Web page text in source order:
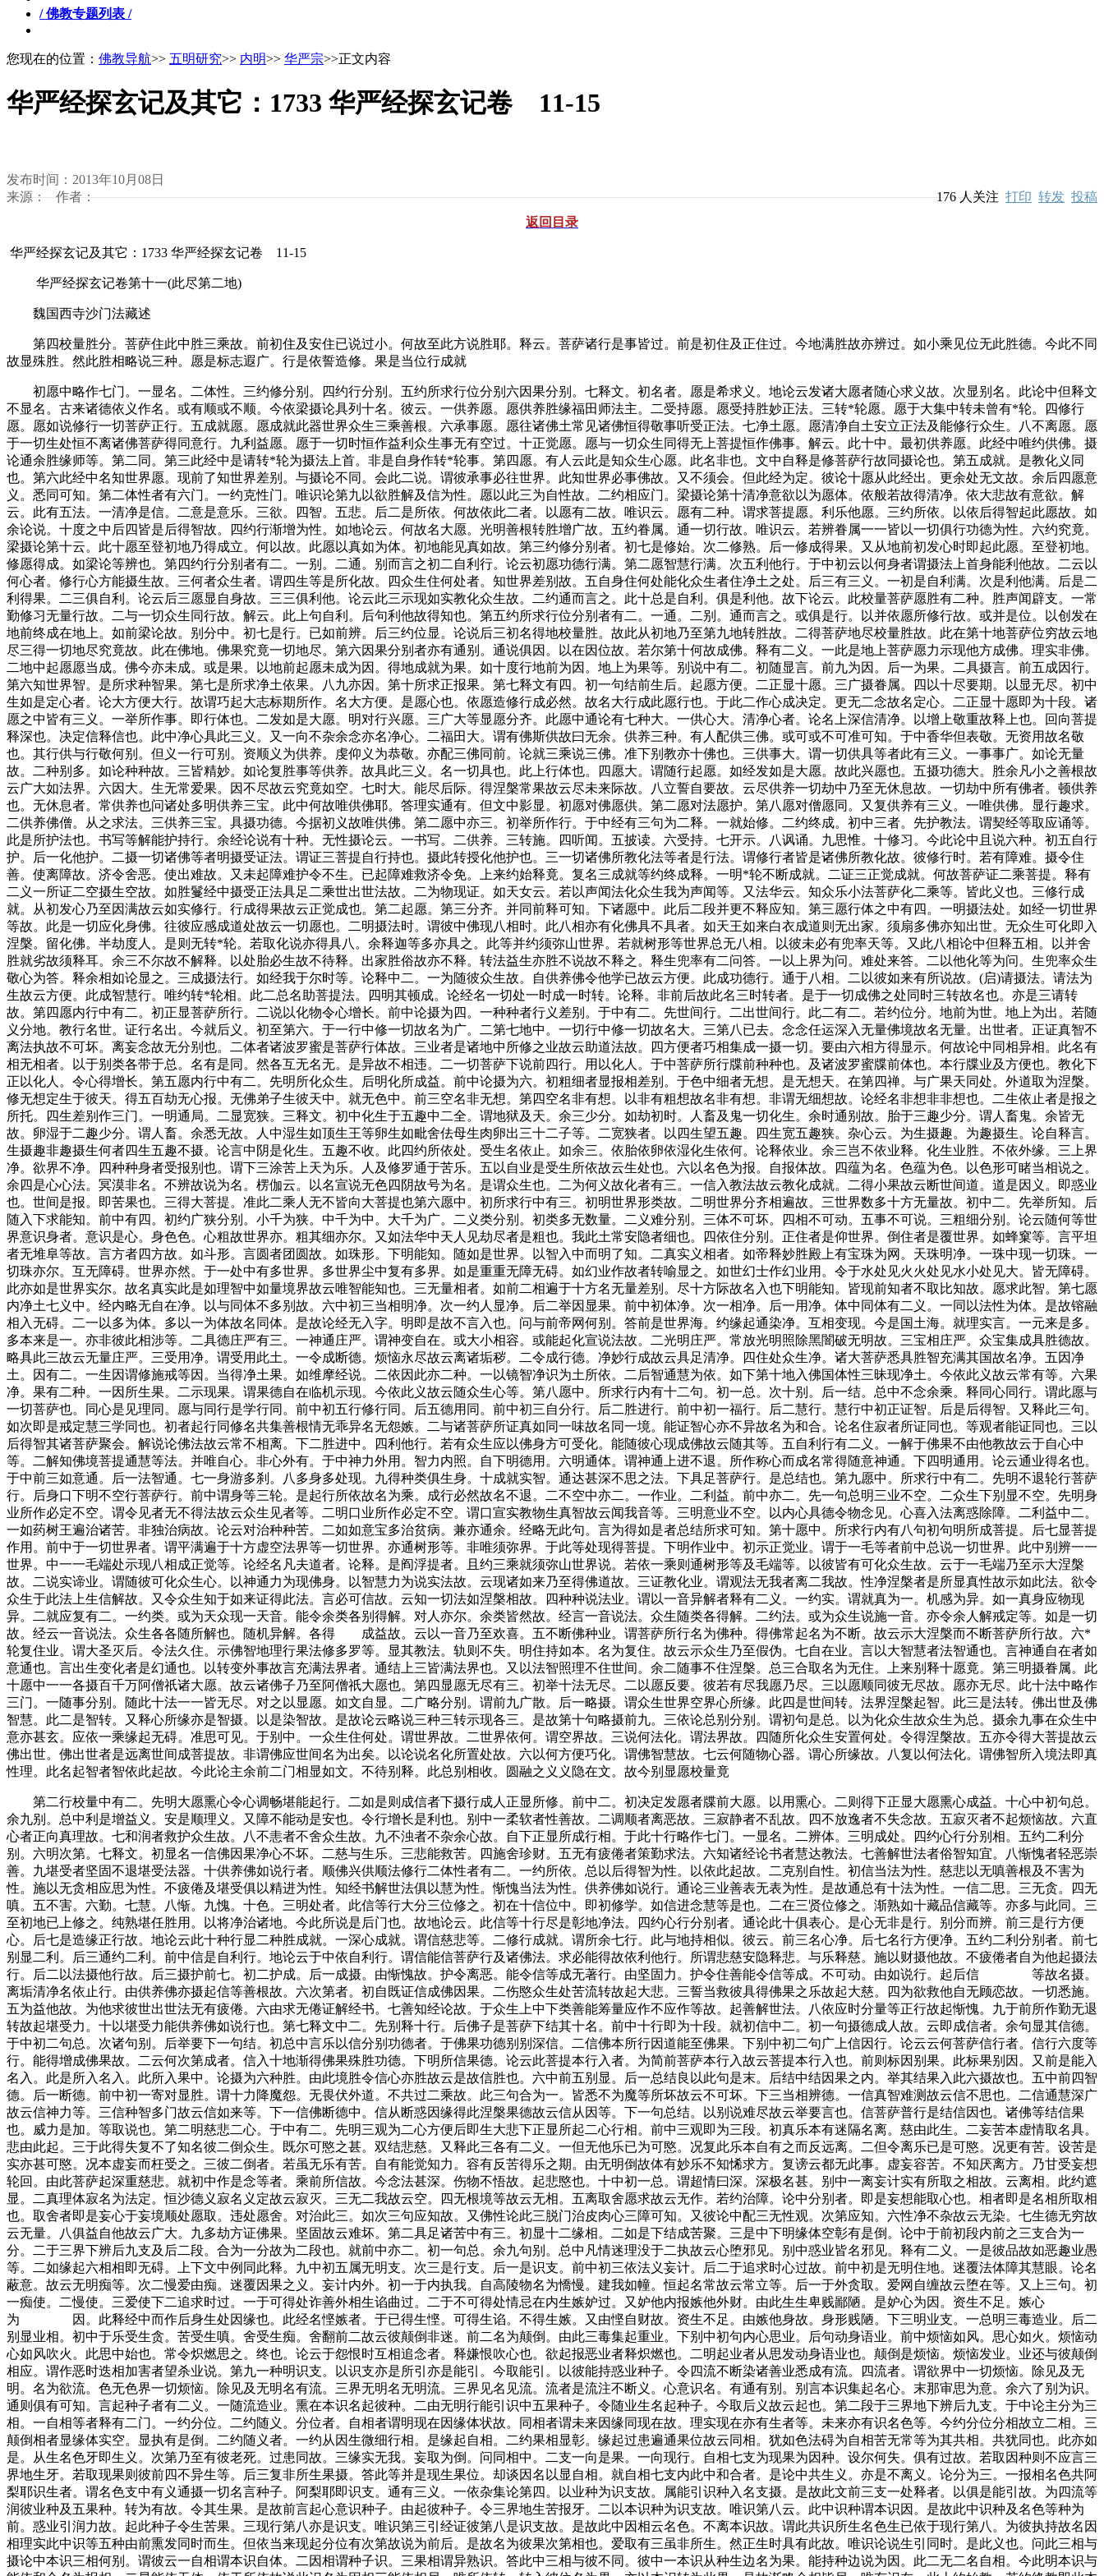
/ 佛教专题列表 /
您现在的位置： 佛教导航>> 五明研究>> 内明>> 华严宗>>正文内容
华严经探玄记及其它：1733 华严经探玄记卷 11-15
发布时间：2013年10月08日
来源： 作者：
176人关注 打印 转发 投稿
返回目录
华严经探玄记及其它：1733 华严经探玄记卷 11-15
华严经探玄记卷第十一(此尽第二地)
魏国西寺沙门法藏述
第四校量胜分。菩萨住此中胜三乘故。前初住及安住已说过小。何故至此方说胜耶。释云。菩萨诸行是事皆过。前是初住及正住过。今地满胜故亦辨过。如小乘见位无此胜德。今此不同
故显殊胜。然此胜相略说三种。愿是标志遐广。行是依誓造修。果是当位行成就
初愿中略作七门。一显名。二体性。三约修分别。四约行分别。五约所求行位分别六因果分别。七释文。初名者。愿是希求义。地论云发诸大愿者随心求义故。次显别名。此论中但释文
不显名。古来诸德依义作名。或有顺或不顺。今依梁摄论具列十名。彼云。一供养愿。愿供养胜缘福田师法主。二受持愿。愿受持胜妙正法。三转*轮愿。愿于大集中转未曾有*轮。四修行
愿。愿如说修行一切菩萨正行。五成就愿。愿成就此器世界众生三乘善根。六承事愿。愿往诸佛土常见诸佛恒得敬事听受正法。七净土愿。愿清净自土安立正法及能修行众生。八不离愿。愿
于一切生处恒不离诸佛菩萨得同意行。九利益愿。愿于一切时恒作益利众生事无有空过。十正觉愿。愿与一切众生同得无上菩提恒作佛事。解云。此十中。最初供养愿。此经中唯约供佛。摄
论通余胜缘师等。第二同。第三此经中是请转*轮为摄法上首。非是自身作转*轮事。第四愿。有人云此是知众生心愿。此名非也。文中自释是修菩萨行故同摄论也。第五成就。是教化义同
也。第六此经中名知世界愿。现前了知世界差别。与摄论不同。会此二说。谓彼承事必往世界。此知世界必事佛故。又不须会。但此经为定。彼论十愿从此经出。更余处无文故。余后四愿意
义。悉同可知。第二体性者有六门。一约克性门。唯识论第九以欲胜解及信为性。愿以此三为自性故。二约相应门。梁摄论第十清净意欲以为愿体。依般若故得清净。依大悲故有意欲。解
云。此有五法。一清净是信。二意是意乐。三欲。四智。五悲。后二是所依。何故依此二者。以愿有二故。唯识云。愿有二种。谓求菩提愿。利乐他愿。三约所依。以依后得智起此愿故。如
余论说。十度之中后四皆是后得智故。四约行渐增为性。如地论云。何故名大愿。光明善根转胜增广故。五约眷属。通一切行故。唯识云。若辨眷属一一皆以一切俱行功德为性。六约究竟。
梁摄论第十云。此十愿至登初地乃得成立。何以故。此愿以真如为体。初地能见真如故。第三约修分别者。初七是修始。次二修熟。后一修成得果。又从地前初发心时即起此愿。至登初地。
修愿得成。如梁论等辨也。第四约行分别者有二。一别。二通。别而言之初二自利行。论云初愿功德行满。第二愿智慧行满。次五利他行。于中初云以何身者谓摄法上首身能利他故。二云以
何心者。修行心方能摄生故。三何者众生者。谓四生等是所化故。四众生住何处者。知世界差别故。五自身住何处能化众生者住净土之处。后三有三义。一初是自利满。次是利他满。后是二
利得果。二三俱自利。论云后三愿显自身故。三三俱利他。论云此三示现如实教化众生故。二约通而言之。此十总是自利。俱是利他。故下论云。此校量菩萨愿胜有二种。胜声闻辟支。一常
勤修习无量行故。二与一切众生同行故。解云。此上句自利。后句利他故得知也。第五约所求行位分别者有二。一通。二别。通而言之。或俱是行。以并依愿所修行故。或并是位。以创发在
地前终成在地上。如前梁论故。别分中。初七是行。已如前辨。后三约位显。论说后三初名得地校量胜。故此从初地乃至第九地转胜故。二得菩萨地尽校量胜故。此在第十地菩萨位穷故云地
尽三得一切地尽究竟故。此在佛地。佛果究竟一切地尽。第六因果分别者亦有通别。通说俱因。以在因位故。若尔第十何故成佛。释有二义。一此是地上菩萨愿力示现他方成佛。理实非佛。
二地中起愿愿当成。佛今亦未成。或是果。以地前起愿未成为因。得地成就为果。如十度行地前为因。地上为果等。别说中有二。初随显言。前九为因。后一为果。二具摄言。前五成因行。
第六知世界智。是所求种智果。第七是所求净土依果。八九亦因。第十所求正报果。第七释文有四。初一句结前生后。起愿方便。二正显十愿。三广摄眷属。四以十尽要期。以显无尽。初中
生如是定心者。论大方便大行。故谓巧起大志标期所作。名大方便。是愿心也。依愿造修行成必然。故名大行成此愿行也。于此二作心成决定。更无二念故名定心。二正显十愿即为十段。诸
愿之中皆有三义。一举所作事。即行体也。二发如是大愿。明对行兴愿。三广大等显愿分齐。此愿中通论有七种大。一供心大。清净心者。论名上深信清净。以增上敬重故释上也。回向菩提
释深也。决定信释信也。此中净心具此三义。又一向不杂余念亦名净心。二福田大。谓有佛斯供故曰无余。供养三种。有人配供三佛。或可或不可准可知。于中香华但表敬。无资用故名敬
也。其行供与行敬何别。但义一行可别。资顺义为供养。虔仰义为恭敬。亦配三佛同前。论就三乘说三佛。准下别教亦十佛也。三供事大。谓一切供具等者此有三义。一事事广。如论无量
故。二种别多。如论种种故。三皆精妙。如论复胜事等供养。故具此三义。名一切具也。此上行体也。四愿大。谓随行起愿。如经发如是大愿。故此兴愿也。五摄功德大。胜余凡小之善根故
云广大如法界。六因大。生无常爱果。因不尽故云究竟如空。七时大。能尽后际。得涅槃常果故云尽未来际故。八立誓自要故。云尽供养一切劫中乃至无休息故。一切劫中所有佛者。顿供养
也。无休息者。常供养也问诸处多明供养三宝。此中何故唯供佛耶。答理实通有。但文中影显。初愿对佛愿供。第二愿对法愿护。第八愿对僧愿同。又复供养有三义。一唯供佛。显行趣求。
二供养佛僧。从之求法。三供养三宝。具摄功德。今据初义故唯供佛。第二愿中亦三。初举所作行。于中经有三句为二释。一就始修。二约终成。初中三者。先护教法。谓契经等取应诵等。
此是所护法也。书写等解能护持行。余经论说有十种。无性摄论云。一书写。二供养。三转施。四听闻。五披读。六受持。七开示。八讽诵。九思惟。十修习。今此论中且说六种。初五自行
护。后一化他护。二摄一切诸佛等者明摄受证法。谓证三菩提自行持也。摄此转授化他护也。三一切诸佛所教化法等者是行法。谓修行者皆是诸佛所教化故。彼修行时。若有障难。摄令住
善。使离障故。济令舍恶。使出难故。又未起障难护令不生。已起障难救济令免。上来约始释竟。复名三成就等约终成释。一明*轮不断成就。二证三正觉成就。何故菩萨证二乘菩提。释有
二义一所证二空摄生空故。如胜鬘经中摄受正法具足二乘世出世法故。二为物现证。如天女云。若以声闻法化众生我为声闻等。又法华云。知众乐小法菩萨化二乘等。皆此义也。三修行成
就。从初发心乃至因满故云如实修行。行成得果故云正觉成也。第二起愿。第三分齐。并同前释可知。下诸愿中。此后二段并更不释应知。第三愿行体之中有四。一明摄法处。如经一切世界
等故。此是一切应化身佛。往彼应感成道处故云一切愿也。二明摄法时。谓彼中佛现八相时。此八相亦有化佛具不具者。如天王如来白衣成道则无出家。须扇多佛亦知出世。无众生可化即入
涅槃。留化佛。半劫度人。是则无转*轮。若取化说亦得具八。余释迦等多亦具之。此等并约须弥山世界。若就树形等世界总无八相。以彼未必有兜率天等。又此八相论中但释五相。以并舍
胜就劣故须释耳。余三不尔故不解释。以处胎必生故不待释。出家胜俗故亦不释。转法益生亦胜不说故不释之。释生兜率有二问答。一以上界为问。难处来答。二以他化等为问。生兜率众生
敬心为答。释余相如论显之。三成摄法行。如经我于尔时等。论释中二。一为随彼众生故。自供养佛令他学已故云方便。此成功德行。通于八相。二以彼如来有所说故。(启)请摄法。请法为
生故云方便。此成智慧行。唯约转*轮相。此二总名助菩提法。四明其顿成。论经名一切处一时成一时转。论释。非前后故此名三时转者。是于一切成佛之处同时三转故名也。亦是三请转
故。第四愿内行中有二。初正显菩萨所行。二说以化物令心增长。前中论摄为四。一种种者行义差别。于中有二。先世间行。二出世间行。此二有二。若约位分。地前为世。地上为出。若随
义分地。教行名世。证行名出。今就后义。初至第六。于一行中修一切故名为广。二第七地中。一切行中修一切故名大。三第八已去。念念任运深入无量佛境故名无量。出世者。正证真智不
离法执故不可坏。离妄念故无分别也。二体者诸波罗蜜是菩萨行体故。三业者是诸地中所修之业故云助道法故。四方便者巧相集成一摄一切。要由六相方得显示。何故论中同相异相。此名有
相无相者。以于别类各带于总。名有是同。然各互无名无。是异故不相违。二一切菩萨下说前四行。用以化人。于中菩萨所行牒前种种也。及诸波罗蜜牒前体也。本行牒业及方便也。教化下
正以化人。令心得增长。第五愿内行中有二。先明所化众生。后明化所成益。前中论摄为六。初粗细者显报相差别。于色中细者无想。是无想天。在第四禅。与广果天同处。外道取为涅槃。
修无想定生于彼天。得五百劫无心报。无佛弟子生彼天中。就无色中。前三空名非无想。第四空名非有想。以非有粗想故名非有想。非谓无细想故。论经名非想非非想也。二生依止者是报之
所托。四生差别作三门。一明通局。二显宽狭。三释文。初中化生于五趣中二全。谓地狱及天。余三少分。如劫初时。人畜及鬼一切化生。余时通别故。胎于三趣少分。谓人畜鬼。余皆无
故。卵湿于二趣少分。谓人畜。余悉无故。人中湿生如顶生王等卵生如毗舍佉母生肉卵出三十二子等。二宽狭者。以四生望五趣。四生宽五趣狭。杂心云。为生摄趣。为趣摄生。论自释言。
生摄趣非趣摄生何者四生五趣不摄。论言中阴是化生。五趣不收。此四约所依处。受生名依止。如余三。依胎依卵依湿化生依何。论释依业。余三岂不依业释。化生业胜。不依外缘。三上界
净。欲界不净。四种种身者受报别也。谓下三涂苦上天为乐。人及修罗通于苦乐。五以自业是受生所依故云生处也。六以名色为报。自报体故。四蕴为名。色蕴为色。以色形可睹当相说之。
余四是心心法。冥漠非名。不辨故说为名。楞伽云。以名宣说无色四阴故号为名。是谓众生也。二为何义故化者有三。一信入教法故云教化成就。二得小果故云断世间道。道是因义。即惑业
也。世间是报。即苦果也。三得大菩提。准此二乘人无不皆向大菩提也第六愿中。初所求行中有三。初明世界形类故。二明世界分齐相遍故。三世界数多十方无量故。初中二。先举所知。后
随入下求能知。前中有四。初约广狭分别。小千为狭。中千为中。大千为广。二义类分别。初类多无数量。二义难分别。三体不可坏。四相不可动。五事不可说。三粗细分别。论云随何等世
界意识身者。意识是心。身色色。心粗故世界亦。粗其细亦尔。又如法华中天人见劫尽者是粗也。我此土常安隐者细也。四依住分别。正住者是仰世界。倒住者是覆世界。如蜂窠等。言平坦
者无堆阜等故。言方者四方故。如斗形。言圆者团圆故。如珠形。下明能知。随如是世界。以智入中而明了知。二真实义相者。如帝释妙胜殿上有宝珠为网。天珠明净。一珠中现一切珠。一
切珠亦尔。互无障碍。世界亦然。于一处中有多世界。多世界尘中复有多界。如是重重无障无碍。如幻业作故者转喻显之。如世幻士作幻业用。令于水处见火火处见水小处见大。皆无障碍。
此亦如是世界实尔。故名真实此是如理智中如量境界故云唯智能知也。三无量相者。如前二相遍于十方名无量差别。尽十方际故名入也下明能知。皆现前知者不取比知故。愿求此智。第七愿
内净土七义中。经内略无自在净。以与同体不多别故。六中初三当相明净。次一约人显净。后二举因显果。前中初体净。次一相净。后一用净。体中同体有二义。一同以法性为体。是故镕融
相入无碍。二一以多为体。多以一为体故名同体。是故论经无入字。明即是故不言入也。问与前帝网何别。答前是世界海。约缘起通染净。互相变现。今是国土海。就理实言。一元来是多。
多本来是一。亦非彼此相涉等。二具德庄严有三。一神通庄严。谓神变自在。或大小相容。或能起化宣说法故。二光明庄严。常放光明照除黑闇破无明故。三宝相庄严。众宝集成具胜德故。
略具此三故云无量庄严。三受用净。谓受用此土。一令成断德。烦恼永尽故云离诸垢秽。二令成行德。净妙行成故云具足清净。四住处众生净。诸大菩萨悉具胜智充满其国故名净。五因净
土。因有二。一生因谓修施戒等因。当得净土果。如维摩经说。二依因此亦二种。一以镜智净识为土所依。二后智通慧为依。如下第十地入佛国体性三昧现净土。今依此义故云常有等。六果
净。果有二种。一因所生果。二示现果。谓果德自在临机示现。今依此义故云随众生心等。第八愿中。所求行内有十二句。初一总。次十别。后一结。总中不念余乘。释同心同行。谓此愿与
一切菩萨也。同心是见理同。愿与同行是学行同。前中初五行修行同。后五德用同。前中初三自分行。后二胜进行。前中初一福行。后二慧行。慧行中初正证智。后是后得智。又释此三句。
如次即是戒定慧三学同也。初者起行同修名共集善根情无乖异名无怨嫉。二与诸菩萨所证真如同一味故名同一境。能证智心亦不异故名为和合。论名住寂者所证同也。等观者能证同也。三以
后得智其诸菩萨聚会。解说论佛法故云常不相离。下二胜进中。四利他行。若有众生应以佛身方可受化。能随彼心现成佛故云随其等。五自利行有二义。一解于佛果不由他教故云于自心中
等。二解知佛境菩提通慧等法。并唯自心。非心外有。于中神力外用。智力内照。自下明德用。六明通体。谓神通上进不退。所作称心而成名常得随意神通。下四明通用。论云通业得名也。
于中前三如意通。后一法智通。七一身游多刹。八多身多处现。九得种类俱生身。十成就实智。通达甚深不思之法。下具足菩萨行。是总结也。第九愿中。所求行中有二。先明不退轮行菩萨
行。后身口下明不空行菩萨行。前中谓身等三轮。是起行所依故名为乘。成行必然故名不退。二不空中亦二。一作业。二利益。前中亦二。先一句总明三业不空。二众生下别显不空。先明身
业所作必定不空。谓令见者无不得法故云众生见者等。二明口业所作必定不空。谓口宣实教物生真智故云闻我音等。三明意业不空。以内心具德令物念见。心喜入法离惑除障。二利益中二。
一如药树王遍治诸苦。非独治病故。论云对治种种苦。二如如意宝多治贫病。兼亦通余。经略无此句。言为得如是者总结所求可知。第十愿中。所求行内有八句初句明所成菩提。后七显菩提
作用。前中于一切世界者。谓平满遍于十方虚空法界等一切世界。亦通树形等。非唯须弥界。于此等处现得菩提。下明作业中。初示正觉业。谓于一毛等者前中总说一切世界。此中别辨一一
世界。中一一毛端处示现八相成正觉等。论经名凡夫道者。论释。是阎浮提者。且约三乘就须弥山世界说。若依一乘则通树形等及毛端等。以彼皆有可化众生故。云于一毛端乃至示大涅槃
故。二说实谛业。谓随彼可化众生心。以神通力为现佛身。以智慧力为说实法故。云现诸如来乃至得佛道故。三证教化业。谓观法无我者离二我故。性净涅槃者是所显真性故示如此法。欲令
众生于此法上生信解故。又令众生知于如来证得此法。言必可信故。云知一切法如涅槃相故。四种种说法业。谓以一音异解者释有二义。一约实。谓就真为一。机感为异。如一真身应物现
异。二就应复有二。一约类。或为天众现一天音。能令余类各别得解。对人亦尔。余类皆然故。经言一音说法。众生随类各得解。二约法。或为众生说施一音。亦令余人解戒定等。如是一切
故。经云一音说法。众生各各随所解也。随机异解。各得 成益故。云以一音乃至欢喜。五不断佛种业。谓菩萨所行名为佛种。得佛常起名为不断。故云示大涅槃而不断菩萨所行故。六*
轮复住业。谓大圣灭后。令法久住。示佛智地理行果法修多罗等。显其教法。轨则不失。明住持如本。名为复住。故云示众生乃至假伪。七自在业。言以大智慧者法智通也。言神通自在者如
意通也。言出生变化者是幻通也。以转变外事故言充满法界者。通结上三皆满法界也。又以法智照理不住世间。余二随事不住涅槃。总三合取名为无住。上来别释十愿竟。第三明摄眷属。此
十愿中一一各摄百千万阿僧祇诸大愿。故云诸佛子乃至阿僧祇大愿也。第四显愿无尽有三。初举十法无尽。二以愿反要。彼若有尽我愿乃尽。三以愿顺同彼无尽故。愿亦无尽。此十法中略作
三门。一随事分别。随此十法一一皆无尽。对之以显愿。如文自显。二广略分别。谓前九广散。后一略摄。谓众生世界空界心所缘。此四是世间转。法界涅槃起智。此三是法转。佛出世及佛
智慧。此二是智转。又释心所缘亦是智摄。以是染智故。是故论云略说三种三转示现各三。是故第十句略摄前九。三依论总别分别。谓初句是总。以为化众生故众生为总。摄余九事在众生中
意亦甚玄。应依一乘缘起无碍。准思可见。于别中。一众生住何处。谓世界故。二世界依何。谓空界故。三说何法化。谓法界故。四随所化众生安置何处。令得涅槃故。五亦令得大菩提故云
佛出世。佛出世者是远离世间成菩提故。非谓佛应世间名为出矣。以论说名化所置处故。六以何方便巧化。谓佛智慧故。七云何随物心器。谓心所缘故。八复以何法化。谓佛智所入境法即真
性理。此名起智者智依此起故。今此论主余前二门相显如文。不待别释。此总别相收。圆融之义义隐在文。故今别显愿校量竟
第二行校量中有二。先明大愿熏心令心调畅堪能起行。二如是则成信者下摄行成人正显所修。前中二。初决定发愿者牒前大愿。以用熏心。二则得下正显大愿熏心成益。十心中初句总。
余九别。总中利是增益义。安是顺理义。又障不能动是安也。令行增长是利也。别中一柔软者性善故。二调顺者离恶故。三寂静者不乱故。四不放逸者不失念故。五寂灭者不起烦恼故。六直
心者正向真理故。七和润者救护众生故。八不恚者不舍众生故。九不浊者不杂余心故。自下正显所成行相。于此十行略作七门。一显名。二辨体。三明成处。四约心行分别相。五约二利分
别。六明次第。七释文。初显名一信佛因果净心不坏。二慈与生乐。三悲能救苦。四施舍珍财。五无有疲倦者策勤求法。六知诸经论书者慧达教法。七善解世法者俗智知宜。八惭愧者轻恶崇
善。九堪受者坚固不退堪受法器。十供养佛如说行者。顺佛兴供顺法修行二体性者有二。一约所依。总以后得智为性。以依此起故。二克别自性。初信当法为性。慈悲以无嗔善根及不害为
性。施以无贪相应思为性。不疲倦及堪受俱以精进为性。知经书解世法俱以慧为性。惭愧当法为性。供养佛如说行。通论三业善表无表为性。是故通总有十法为性。一信二思。三无贪。四无
嗔。五不害。六勤。七慧。八惭。九愧。十色。三明处者。此信等行大分三位修之。初在十信位中。即初修学。如信进念慧等是也。二在三贤位修之。渐熟如十藏品信藏等。亦多与此同。三
至初地已上修之。纯熟堪任胜用。以将净治诸地。今此所说是后门也。故地论云。此信等十行尽是彰地净法。四约心行分别者。通论此十俱表心。是心无非是行。别分而辨。前三是行方便
心。后七是造缘正行故。地论云此十种行显二种胜成就。一深心成就。谓信慈悲等。二修行成就。谓所余七行。此与地持相似。彼云。前三名心净。后七名行方便净。五约二利分别者。前七
别显二利。后三通约二利。前中信是自利行。地论云于中依自利行。谓信能信菩萨行及诸佛法。求必能得故依利他行。所谓悲慈安隐释悲。与乐释慈。施以财摄他故。不疲倦者自为他起摄法
行。后二以法摄他行故。后三摄护前七。初二护成。后一成摄。由惭愧故。护令离恶。能令信等成无著行。由坚固力。护令住善能令信等成。不可动。由如说行。起后信 等故名摄。
离垢清净名依止行。由供养佛亦摄起信等善根故。六次第者。初自既证信成佛因果。二伤愍众生处苦流转故起大悲。三誓当救彼具得佛果之乐故起大慈。四为欲救他自无顾恋故。一切悉施。
五为益他故。为他求彼世出世法无有疲倦。六由求无倦证解经书。七善知经论故。于众生上中下类善能筹量应作不应作等故。起善解世法。八依应时分量等正行故起惭愧。九于前所作勤无退
转故起堪受力。十以堪受力能供养佛如说行也。第七释文中二。先别释十行。后佛子是菩萨下结其十名。前中十行即为十段。就初信中二。初一句摄德成人故。云即成信者。余句显其信德。
于中初二句总。次诸句别。后举要下一句结。初总中言乐以信分别功德者。于佛果功德别别深信。二信佛本所行因道能至佛果。下别中初二句广上信因行。论云云何菩萨信行者。信行六度等
行。能得增成佛果故。二云何次第成者。信入十地渐得佛果殊胜功德。下明所信果德。论云此菩提本行入者。为简前菩萨本行入故云菩提本行入也。前则标因别果。此标果别因。又前是能入
名入。此是所入名入。此所入果中。论摄为六种胜。由此境胜令信心亦胜故云是故信胜也。六中前五别显。后一总结良以此句是末。后结中结因果之内。举其结果入此六摄故也。五中前四智
德。后一断德。前中初一寄对显胜。谓十力降魔怨。无畏伏外道。不共过二乘故。此三句合为一。皆悉不为魔等所坏故云不可坏。下三当相辨德。一信真智难测故云信不思也。二信通慧深广
故云信神力等。三信种智多门故云信如来等。下一信佛断德中。信从断惑因缘得此涅槃果德故云信从因等。下一句总结。以别说难尽故云举要言也。信菩萨普行是结信因也。诸佛等结信果
也。威力是加。等取说也。第二明慈悲二心。于中有二。先明三观为二心方便后即生大悲下正显所起二心行相。前中三观即为三段。初真乐本有迷隔名离。慈由此生。二妄苦本虚情取名具。
悲由此起。三于此得失复不了知名彼二倒众生。既尔可愍之甚。双结悲慈。又释此三各有二义。一但无他乐已为可愍。况复此乐本自有之而反远离。二但令离乐已是可愍。况更有苦。设苦是
实亦甚可愍。况本虚妄而枉受之。三彼二倒者。若虽无乐有苦。自有能觉知力。容有反苦得乐之期。由无明倒故体有妙乐不知悕求方。复谤云都无此事。虚妄容苦。不知厌离方。乃甘受妄想
轮回。由此菩萨起深重慈悲。就初中作是念等者。乘前所信故。今念法甚深。伤物不悟故。起悲愍也。十中初一总。谓超情曰深。深极名甚。别中一离妄计实有所取之相故。云离相。此约遮
显。二真理体寂名为法定。恒沙德义寂名义定故云寂灭。三无二我故云空。四无根境等故云无相。五离取舍愿求故云无作。若约治障。论中分别者。即是妄想能取心也。相者即是名相所取相
也。取舍者即是妄心于妄境顺处愿取。违处愿舍。对治此三。如次三句应知故。又佛性论此三脱门治皮肉心三障可知。又彼论中配三无性观。次第应知。六性净不杂故云无染。七生德无穷故
云无量。八俱益自他故云广大。九多劫方证佛果。坚固故云难坏。第二具足诸苦中有三。初显十二缘相。二如是下结成苦聚。三是中下明缘体空彰有是倒。论中于前初段内前之三支合为一
分。二于三界下辨后九支及后二段。合为一分故为二段也。就前中亦二。初一句总。余九句别。总中凡情迷理没于二执故云心堕邪见。别中惑业皆名邪见。释有二义。一是彼品故如恶趣业愚
等。二如缘起六相相即无碍。上下文中例同此释。九中初五属无明支。次三是行支。后一是识支。前中初三依法义妄计。后二于追求时心过故。前中初是无明住地。迷覆法体障其慧眼。论名
蔽意。故云无明痴等。次二慢爱由痴。迷覆因果之义。妄计内外。初一于内执我。自高陵物名为憍慢。建我如幢。恒起名常故云常立等。后一于外贪取。爱网自缠故云堕在等。又上三句。初
一痴使。二慢使。三爱使下二追求时过。一于可得处诈善外相生谄曲过。二于不可得处情忌在内生嫉妒过。又妒他内报嫉他外财。由此生生卑贱鄙陋。是妒心为因。资生不足。嫉心
为 因。此释经中而作后身生处因缘也。此经名悭嫉者。于已得生悭。可得生谄。不得生嫉。又由悭自财故。资生不足。由嫉他身故。身形贱陋。下三明业支。一总明三毒造业。后二
别显业相。初中于乐受生贪。苦受生嗔。舍受生痴。舍翻前二故云彼颠倒非迷。前二名为颠倒。由此三毒集起重业。下别中初句内心思业。后句动身语业。前中烦恼如风。思心如火。烦恼动
心如风吹火。此思中始也。常令炽燃思之。终也。论云于怨恨时互相追念者。释嫌恨吹心也。欲起报恶业者释炽燃也。二明起业者从思发动身语业也。颠倒是烦恼。烦恼发业。业还与彼颠倒
相应。谓作恶时迭相加害者望杀业说。第九一种明识支。以识支亦是所引亦是能引。今取能引。以彼能持惑业种子。令四流不断染诸善业悉成有流。四流者。谓欲界中一切烦恼。除见及无
明。名为欲流。色无色界一切烦恼。除见及无明名有流。三界无明名无明流。三界见名见流。流者是流注不断义。心意识名。有通有别。别言本识集起名心。末那审思为意。余六了别为识。
通则俱有可知。言起种子者有二义。一随流造业。熏在本识名起彼种。二由无明行能引识中五果种子。令随业生名起种子。今取后义故云起也。第二段于三界地下辨后九支。于中论主分为三
相。一自相等者释有二门。一约分位。二约随义。分位者。自相者谓明现在因缘体状故。同相者谓未来因缘同现在故。理实现在亦有生者等。未来亦有识名色等。今约分位分相故立二相。三
颠倒相者显缘体实空。显执有是倒。二约随义者。一约从因生微细行相。是缘起自相。二约果相显彰。缘起过患遍通果位故云同相。犹如色法碍为自相苦无常等为其共相。共犹同也。此亦如
是。从生名色牙即生义。次第乃至有彼老死。过患同故。三缘实无我。妄取为倒。问同相中。二支一向是果。一向现行。自相七支为现果为因种。设尔何失。俱有过故。若取因种则不应言三
界地生牙。若取现果则彼前四不异生等。后三复非所生果摄。答此等并是现生果位。却谈因名以显自相。就自相七支内此中和合者。是论中共生义。亦是不离义。论分为三。一报相名色共阿
梨耶识生者。谓名色支中有义通摄一切名言种子。阿梨耶即识支。通有三义。一依杂集论第四。以业种为识支故。属能引识种入名支摄。是故此文前三支一处释者。以俱是能引故。为四流等
润彼业种及五果种。转为有故。令其生果。是故前言起心意识种子。由起彼种子。令三界地生苦报牙。二以本识种为识支故。唯识第八云。此中识种谓本识因。是故此中识种及名色等种为
前。惑业引润力故。起此种子令生苦果。三现行第八亦是识支。唯识第三引经证彼第八是识支故。是故此中因相云名色。不离本识故。谓此共识所生名色生已依于现行第八。为彼执持故名因
相理实此中识等五种由前熏发同时而生。但依当来现起分位有次第故说为前后。是故名为彼果次第相也。爱取有三虽非所生。然正生时具有此故。唯识论说生引同时。是此义也。问此三相与
摄论中本识三相何别。谓彼云一自相谓本识自体。二因相谓种子识。三果相谓异熟识。答此中三相与彼不同。彼中一本识从种生边名为果。能持种边说为因。此二无二名自相。今此明本识与